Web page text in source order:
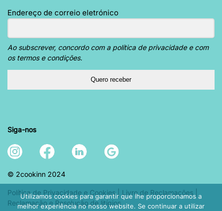
Endereço de correio eletrónico
Ao subscrever, concordo com a política de privacidade e com
os termos e condições.
Quero receber
Siga-nos
© 2cookinn 2024
Política de Privacidade e Cookies| Livro de Reclamações
Reclamação e Resolução de litígios
Utilizamos cookies para garantir que lhe proporcionamos a
melhor experiência no nosso website. Se continuar a utilizar